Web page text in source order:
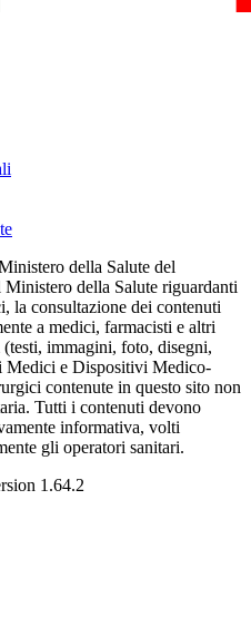
della Salute del
della Salute riguardanti
la consultazione dei contenuti
a medici, farmacisti e altri
immagini, foto, disegni,
Medici e Dispositivi Medico-
contenute in questo sito non
Tutti i contenuti devono
informativa, volti
gli operatori sanitari.
1.64.2